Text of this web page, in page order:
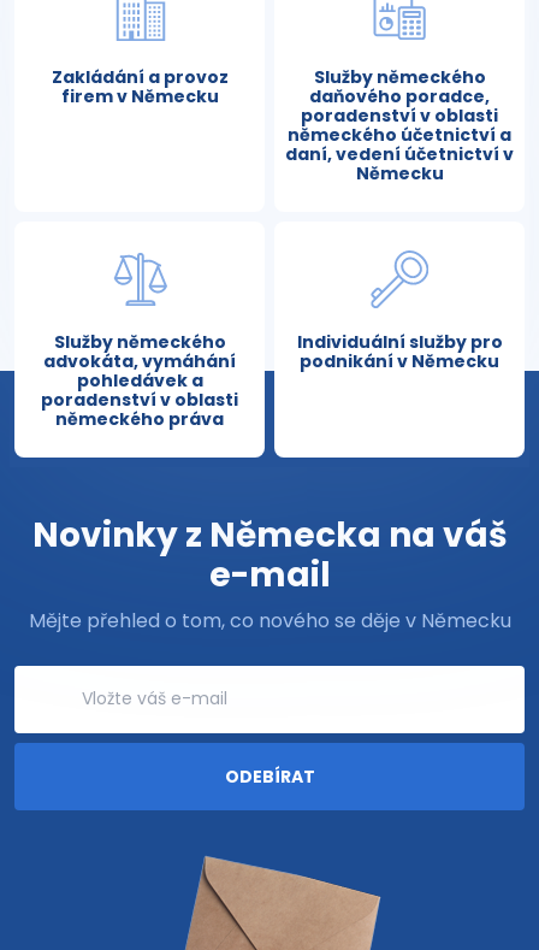
Zakládání a provoz
firem v Německu
Služby německého
daňového poradce,
poradenství v oblasti
německého účetnictví a
daní, vedení účetnictví v
Německu
Služby německého
advokáta, vymáhání
pohledávek a
poradenství v oblasti
německého práva
Individuální služby pro
podnikání v Německu
Novinky z Německa na váš
e-mail
Mějte přehled o tom, co nového se děje v Německu